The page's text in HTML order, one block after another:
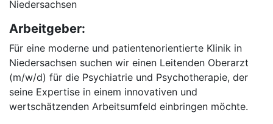
Niedersachsen
Arbeitgeber:
Für eine moderne und patientenorientierte Klinik in
Niedersachsen suchen wir einen Leitenden Oberarzt
(m/w/d) für die Psychiatrie und Psychotherapie, der
seine Expertise in einem innovativen und
wertschätzenden Arbeitsumfeld einbringen möchte.